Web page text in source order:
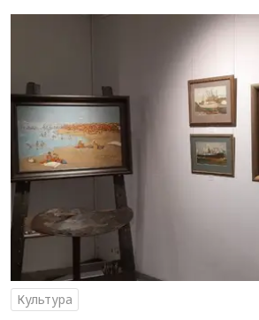
Культура